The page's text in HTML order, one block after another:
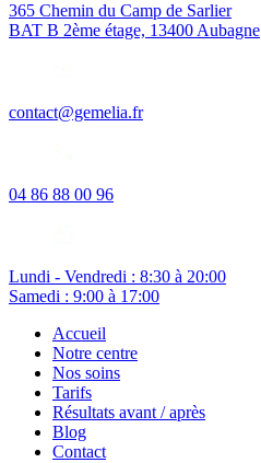
365 Chemin du Camp de Sarlier
BAT B 2ème étage, 13400 Aubagne
contact@gemelia.fr
04 86 88 00 96
Lundi - Vendredi : 8:30 à 20:00
Samedi : 9:00 à 17:00
Accueil
Notre centre
Nos soins
Tarifs
Résultats avant / après
Blog
Contact